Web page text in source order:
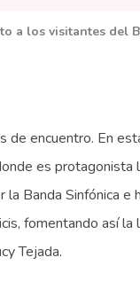
a los visitantes del
de encuentro. En
es protagonista
Banda Sinfónica e
fomentando así la
Tejada.